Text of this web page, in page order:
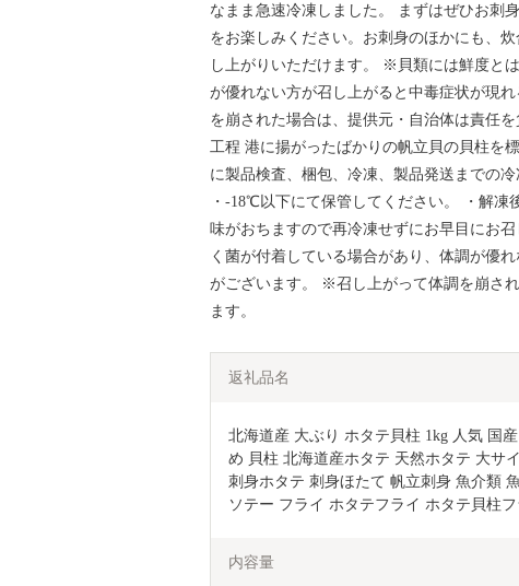
なまま急速冷凍しました。 まずはぜひお刺
をお楽しみください。お刺身のほかにも、
し上がりいただけます。 ※貝類には鮮度と
が優れない方が召し上がると中毒症状が現
を崩された場合は、提供元・自治体は責任
工程 港に揚がったばかりの帆立貝の貝柱を
に製品検査、梱包、冷凍、製品発送までの
・-18℃以下にて保管してください。 ・解
味がおちますので再冷凍せずにお早目にお
く菌が付着している場合があり、体調が優
がございます。 ※召し上がって体調を崩さ
ます。
返礼品名
北海道産 大ぶり ホタテ貝柱 1kg 人気 国
め 貝柱 北海道産ホタテ 天然ホタテ 大サ
刺身ホタテ 刺身ほたて 帆立刺身 魚介類
ソテー フライ ホタテフライ ホタテ貝柱
内容量